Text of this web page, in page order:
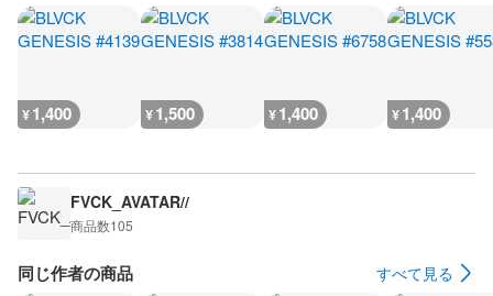
¥1,400 ¥1,500 ¥1,400 ¥1,400
FVCK_AVATAR//
商品数105
同じ作者の商品 すべて見る